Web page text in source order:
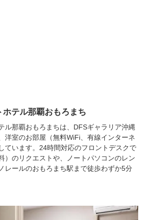
テル那覇おもろまち
ル那覇おもろまちは、DFSギャラリア沖縄
洋室のお部屋（無料WiFi、有線インターネ
ています。24時間対応のフロントデスクで
）のリクエストや、ノートパソコンのレン
レールのおもろまち駅まで徒歩わずか5分